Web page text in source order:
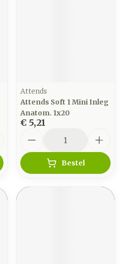
Attends
Attends Soft 1 Mini Inleg
Anatom. 1x20
€ 5,21
Bestel